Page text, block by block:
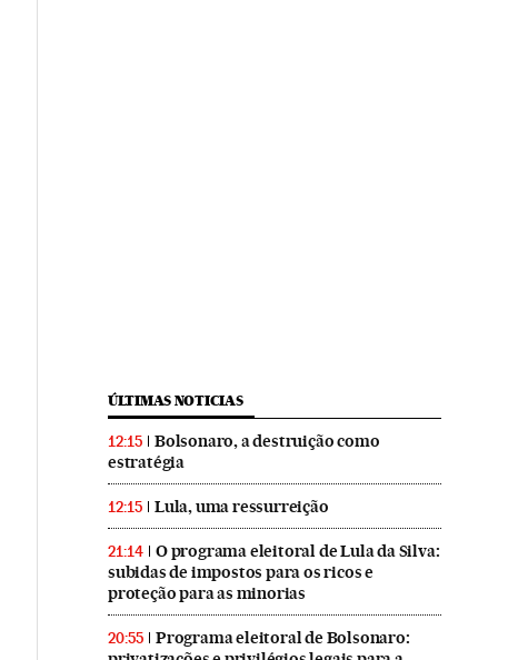
ÚLTIMAS NOTICIAS
12:15
Bolsonaro, a destruição como
estratégia
12:15 Lula, uma ressurreição
21:14
O programa eleitoral de Lula da Silva:
subidas de impostos para os ricos e
proteção para as minorias
20:55
Programa eleitoral de Bolsonaro: